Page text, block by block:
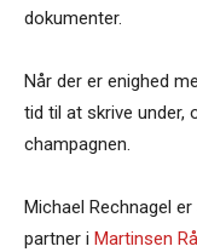
dokumenter.
Når der er enighed
tid til at skrive under,
champagnen.
Michael Rechnagel
partner i Martinsen